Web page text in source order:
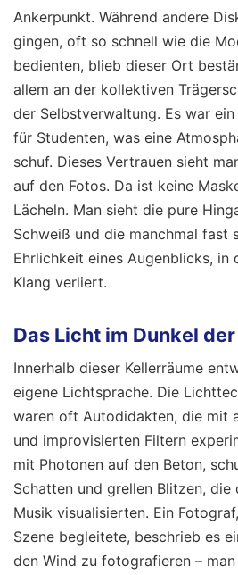
Ankerpunkt. Während andere
gingen, oft so schnell wie die
bedienten, blieb dieser Ort
allem an der kollektiven
der Selbstverwaltung. Es war
für Studenten, was eine
schuf. Dieses Vertrauen sieht
auf den Fotos. Da ist keine
Lächeln. Man sieht die pure
Schweiß und die manchmal fast
Ehrlichkeit eines Augenblicks, in
Klang verliert.
Das Licht im Dunkel
Innerhalb dieser Kellerräume
eigene Lichtsprache. Die
waren oft Autodidakten, die mit
und improvisierten Filtern
mit Photonen auf den Beton,
Schatten und grellen Blitzen, die
Musik visualisierten. Ein
Szene begleitete, beschrieb es
den Wind zu fotografieren –